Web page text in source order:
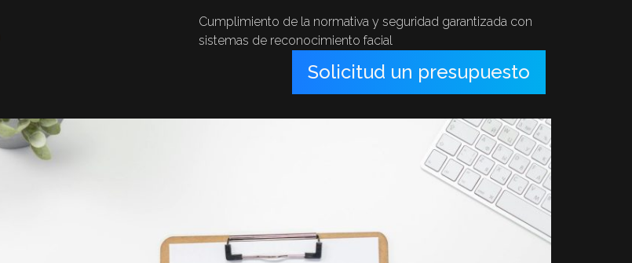
Cumplimiento de la normativa y seguridad garantizada con
sistemas de reconocimiento facial
Solicitud un presupuesto